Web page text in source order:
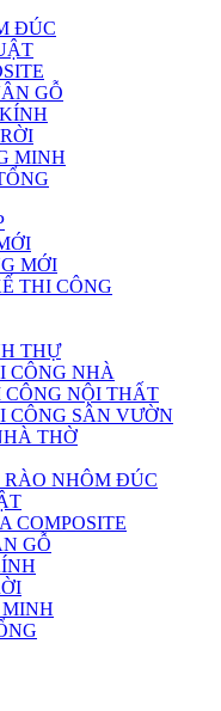
ĐÚC
GỖ
MINH
MỚI
THI CÔNG
THỰ
CÔNG NHÀ
NỘI THẤT
CÔNG SÂN VƯỜN
THỜ
NHÔM ĐÚC
COMPOSITE
GỖ